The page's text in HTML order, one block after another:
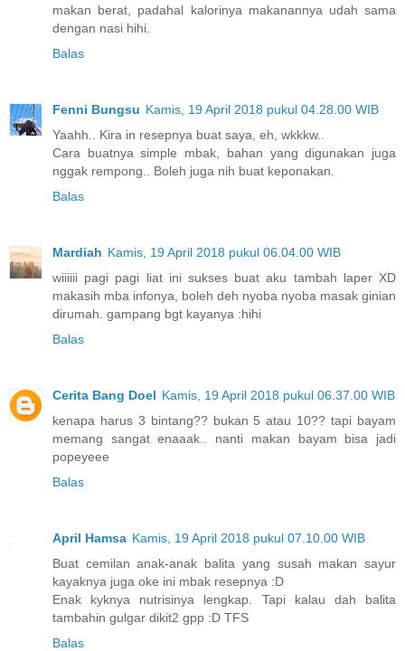
makan berat, padahal kalorinya makanannya udah sama
dengan nasi hihi.
Balas
Fenni Bungsu Kamis, 19 April 2018 pukul 04.28.00 WIB
Yaahh.. Kira in resepnya buat saya, eh, wkkkw..
Cara buatnya simple mbak, bahan yang digunakan juga
nggak rempong.. Boleh juga nih buat keponakan.
Balas
Mardiah Kamis, 19 April 2018 pukul 06.04.00 WIB
wiiiiii pagi pagi liat ini sukses buat aku tambah laper XD
makasih mba infonya, boleh deh nyoba nyoba masak ginian
dirumah. gampang bgt kayanya :hihi
Balas
Cerita Bang Doel Kamis, 19 April 2018 pukul 06.37.00 WIB
kenapa harus 3 bintang?? bukan 5 atau 10?? tapi bayam
memang sangat enaaak.. nanti makan bayam bisa jadi
popeyeee
Balas
April Hamsa Kamis, 19 April 2018 pukul 07.10.00 WIB
Buat cemilan anak-anak balita yang susah makan sayur
kayaknya juga oke ini mbak resepnya :D
Enak kyknya nutrisinya lengkap. Tapi kalau dah balita
tambahin gulgar dikit2 gpp :D TFS
Balas